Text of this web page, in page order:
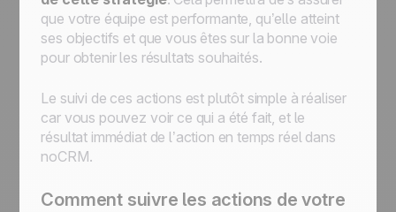
que votre équipe est performante, qu’elle atteint
ses objectifs et que vous êtes sur la bonne voie
pour obtenir les résultats souhaités.
Le suivi de ces actions est plutôt simple à réaliser
car vous pouvez voir ce qui a été fait, et le
résultat immédiat de l’action en temps réel dans
noCRM.
Comment suivre les actions de votre